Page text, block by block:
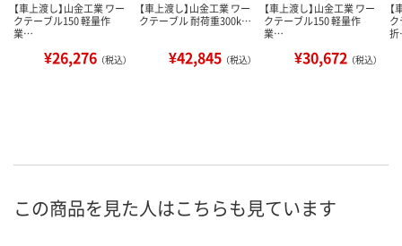
【車上渡し】山金工業 ワー
クテーブル150 軽量作
業…
¥26,276 （税込）
【車上渡し】山金工業 ワー
クテーブル 耐荷重300k…
¥42,845 （税込）
【車上渡し】山金工業 ワー
クテーブル150 軽量作
業…
¥30,672 （税込）
この商品を見た人はこちらも見ています